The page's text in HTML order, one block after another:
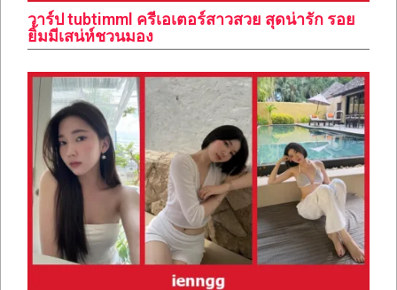
วาร์ป tubtimml ครีเอเตอร์สาวสวย สุดน่ารัก รอย
ยิ้มมีเสน่ห์ชวนมอง